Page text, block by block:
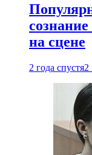
на сцене
2 года спустя2